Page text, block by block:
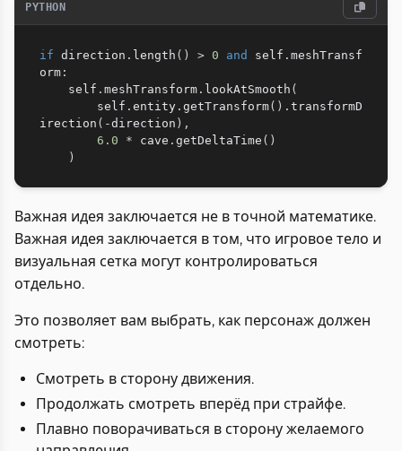
PYTHON
if direction . length ( ) > 0 and self . meshTransf
orm :
    self
. meshTransform . lookAtSmooth (
        self
. entity . getTransform( ) . transformD
irection ( -direction ) ,
6.0
* cave . getDeltaTime ( )
)
Важная идея заключается не в точной математике.
Важная идея заключается в том, что игровое тело и
визуальная сетка могут контролироваться
отдельно.
Это позволяет вам выбрать, как персонаж должен
смотреть:
Смотреть в сторону движения.
Продолжать смотреть вперёд при страйфе.
Плавно поворачиваться в сторону желаемого